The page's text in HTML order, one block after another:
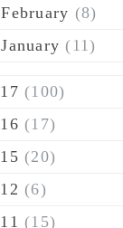
February (8)
January (11)
(100)
(17)
(20)
(6)
(15)